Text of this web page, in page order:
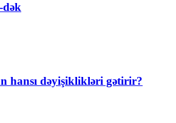
dək
hansı dəyişiklikləri gətirir?